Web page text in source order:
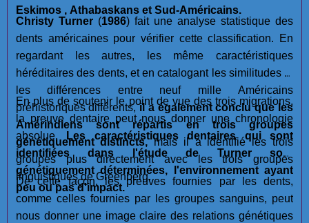
Eskimos , Athabaskans et Sud-Américains.
Christy Turner (1986) fait une analyse statistique des
dents américaines pour vérifier cette classification. En
regardant les autres, les même caractéristiques
héréditaires des dents, et en catalogant les similitudes et
les différences entre neuf mille Américains
préhistoriques différents,il a également conclu que les
Amérindiens sont répartis en trois groupes
génétiquement distincts,mais il a identifié les trois
groupes plus directement avec les trois groupes
linguistiques de Greenberg.
En plus de soutenir le point de vue des trois migrations,
la preuve dentaire peut nous donner une chronologie
absolue. Les caractéristiques dentaires qui sont
identifiées dans l'étude de Turner sont
génétiquement déterminées, l'environnement ayant
peu ou pas d'impact.
De cette façon, les preuves fournies par les dents,
comme celles fournies par les groupes sanguins, peut
nous donner une image claire des relations génétiques